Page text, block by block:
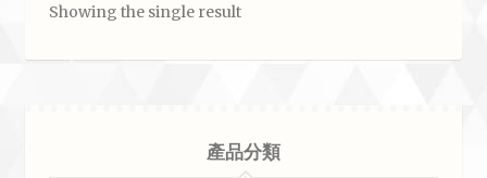
Showing the single result
產品分類